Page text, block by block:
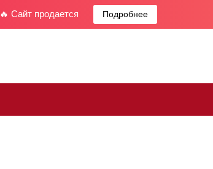
🔥 Сайт продается Подробнее